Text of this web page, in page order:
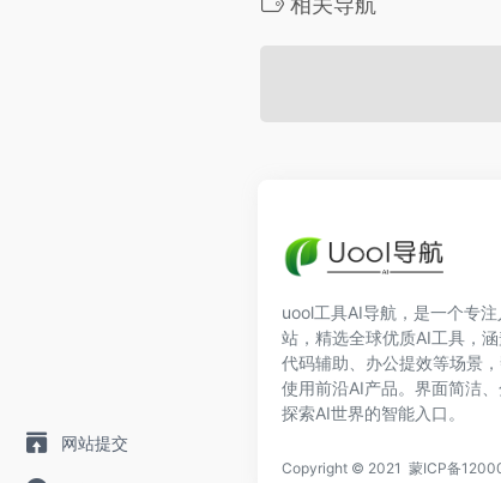
网站提交
uool工具AI导航，是一个专
站，精选全球优质AI工具，涵
代码辅助、办公提效等场景
使用前沿AI产品。界面简洁
探索AI世界的智能入口。
Copyright © 2021 蒙ICP备